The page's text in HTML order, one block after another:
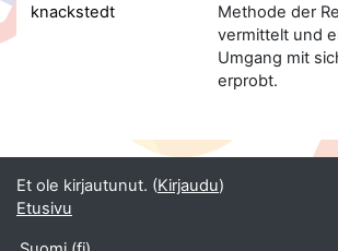
Methode der
vermittelt und
Umgang mit
erprobt.
knackstedt
Et ole kirjautunut. (Kirjaudu)
Etusivu